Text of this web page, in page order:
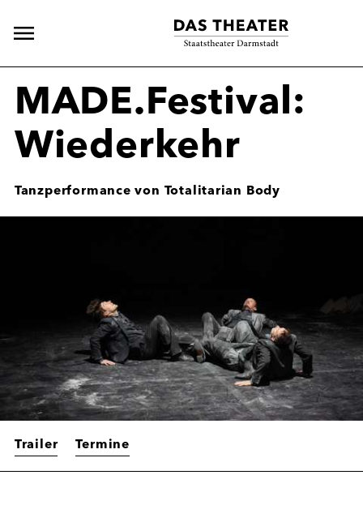
Hauptnavigation
MADE.Festival:
Wiederkehr
Tanzperformance von Totalitarian Body
Trailer Termine